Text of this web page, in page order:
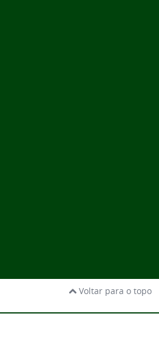
Voltar para o topo